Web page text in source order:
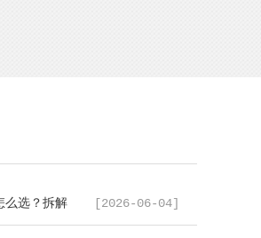
[2026-06-04]
么选？拆解